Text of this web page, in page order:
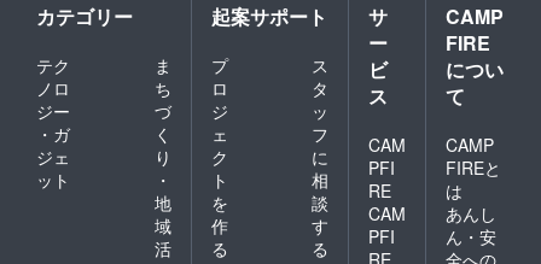
カテゴリー
テク
ノロ
ジー
・ガ
ジェ
ット
ま
ち
づ
く
り
・
地
域
活
起案サポート
プ
ロ
ジ
ェ
ク
ト
を
作
る
ス
タ
ッ
フ
に
相
談
す
る
サ
ー
ビ
ス
CAM
PFI
RE
CAM
PFI
RE
CAMP
FIRE
につい
て
CAMP
FIREと
は
あんし
ん・安
全への